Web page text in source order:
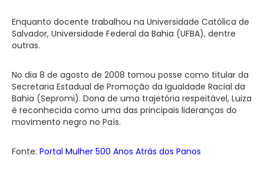
Enquanto docente trabalhou na Universidade Católica de
Salvador, Universidade Federal da Bahia (UFBA), dentre
outras.
No dia 8 de agosto de 2008 tomou posse como titular da
Secretaria Estadual de Promoção da Igualdade Racial da
Bahia (Sepromi). Dona de uma trajetória respeitável, Luiza
é reconhecida como uma das principais lideranças do
movimento negro no País.
Fonte: Portal Mulher 500 Anos Atrás dos Panos